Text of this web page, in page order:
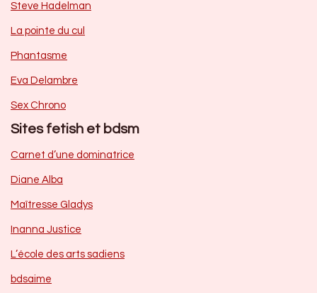
Steve Hadelman
La pointe du cul
Phantasme
Eva Delambre
Sex Chrono
Sites fetish et bdsm
Carnet d’une dominatrice
Diane Alba
Maîtresse Gladys
Inanna Justice
L’école des arts sadiens
bdsaime